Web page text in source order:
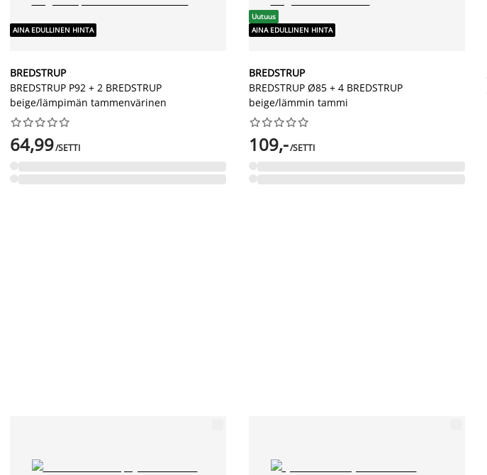
AINA EDULLINEN HINTA
BREDSTRUP
BREDSTRUP P92 + 2 BREDSTRUP
beige/lämpimän tammenvärinen






64,99/SETTI
Uutuus
AINA EDULLINEN HINTA
BREDSTRUP
BREDSTRUP Ø85 + 4 BREDSTRUP
beige/lämmin tammi






109,-/SETTI